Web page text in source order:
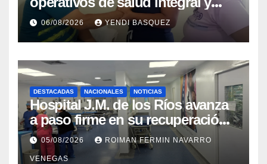
protección social en los
municipios Sucre y Mario
Briceño Iragorry del estado
Aragua
06/08/2026 YENDI BASQUEZ
DESTACADAS NACIONALES NOTICIAS
Hospital J.M. de los Ríos avanza
a paso firme en su recuperación
tras los recientes eventos
sísmicos
05/08/2026 ROIMAN FERMIN NAVARRO
VENEGAS